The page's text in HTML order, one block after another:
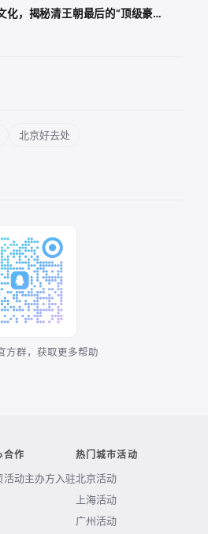
化，揭秘清王朝最后的“顶级豪…
北京好去处
方群，获取更多帮助
合作
活动主办方入驻
热门城市活动
北京活动
上海活动
广州活动